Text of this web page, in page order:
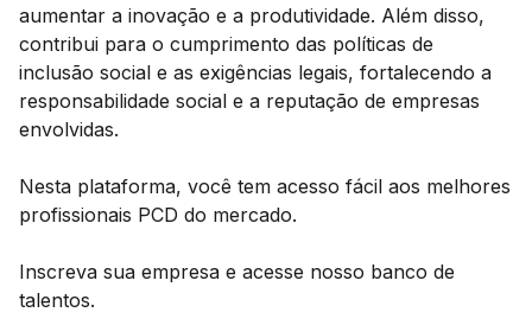
aumentar a inovação e a produtividade. Além disso,
contribui para o cumprimento das políticas de
inclusão social e as exigências legais, fortalecendo a
responsabilidade social e a reputação de empresas
envolvidas.
Nesta plataforma, você tem acesso fácil aos melhores
profissionais PCD do mercado.
Inscreva sua empresa e acesse nosso banco de
talentos.